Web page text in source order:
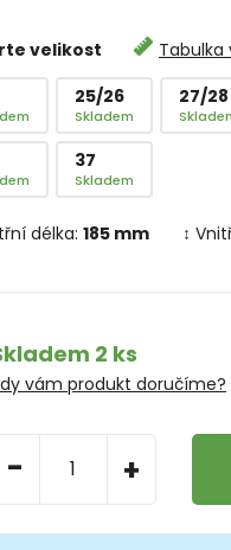
velikost
Tabulka
25/26
Skladem
27/28
37
Skladem
délka: 185 mm ↕
2 ks
vám produkt doručíme?
- +